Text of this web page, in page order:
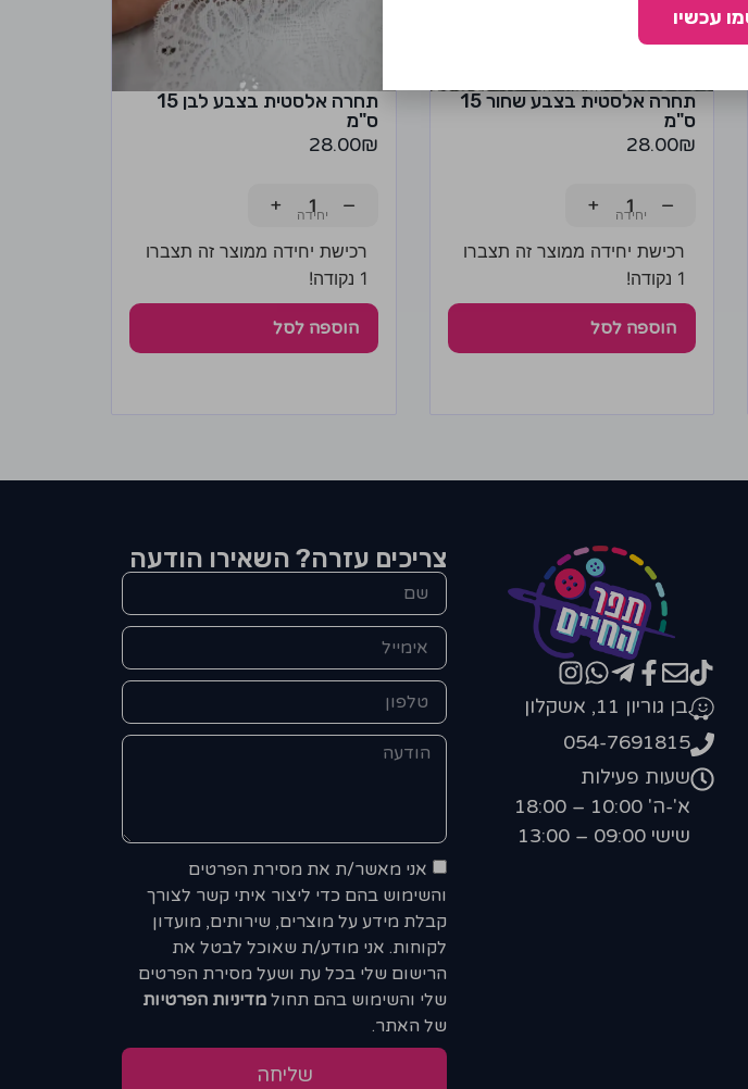
תחרה אלסטית בצבע שחור 15
ס"מ
28.00₪
−
+
רכישת יחידה ממוצר זה תצברו
1 נקודה!
הוספה לסל
תחרה אלסטית בצבע לבן 15
ס"מ
28.00₪
−
+
רכישת יחידה ממוצר זה תצברו
1 נקודה!
הוספה לסל
בן גוריון 11, אשקלון
054-7691815
שעות פעילות
א'-ה' 10:00 – 18:00
שישי 09:00 – 13:00
צריכים עזרה? השאירו הודעה
אני מאשר/ת את מסירת הפרטים
והשימוש בהם כדי ליצור איתי קשר לצורך
קבלת מידע על מוצרים, שירותים, מועדון
לקוחות. אני מודע/ת שאוכל לבטל את
הרישום שלי בכל עת ושעל מסירת הפרטים
שלי והשימוש בהם תחול מדיניות הפרטיות
של האתר.
שליחה
עכשיו